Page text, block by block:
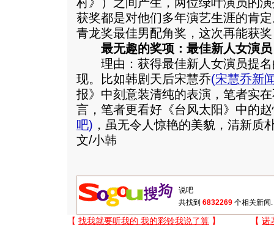
获奖都是对他们多年演艺生涯的肯
青龙奖最佳男配角奖，这次再能获
最无趣的奖项：最佳新人女演员
理由：获得最佳新人女演员提名
现。比如韩剧天后宋慧乔(宋慧乔新
报》中刻意装清纯的表演，笔者实
言，笔者更看好《台风太阳》中的
吧) ，虽无令人惊艳的美貌，清新质
文/小韩
共找到 6832269 个相关新闻.